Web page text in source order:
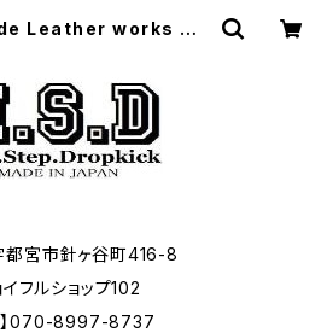
Leather works H.
都宮市針ヶ谷町416-8
イフルショップ102
】070-8997-8737